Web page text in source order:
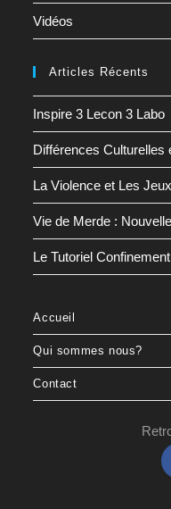
Vidéos
Articles Récents
Inspire 3 Lecon 3 Labo
Différences Culturelles
La Violence et Les
Vie de Merde :
Le Tutoriel
Accueil
Qui sommes nous?
Contact